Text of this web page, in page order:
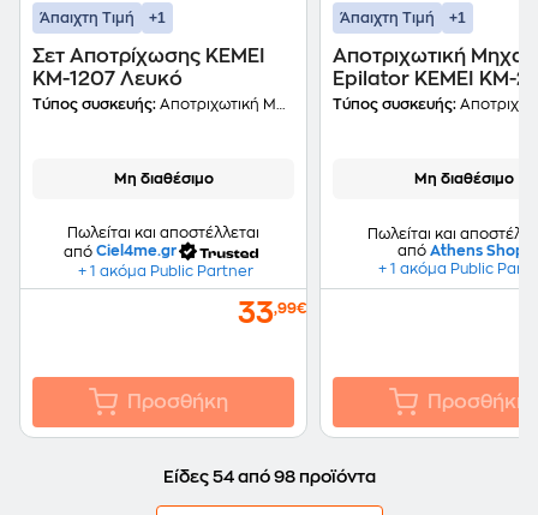
Άπαιχτη Τιμή +1
Σετ Αποτρίχωσης KEMEI
KM-1207 Λευκό
Τύπος συσκευής: Αποτριχωτική Μηχανή
Μη διαθέσιμο
Πωλείται και αποστέλλεται
από Ciel4me.gr
+ 1 ακόμα Public Partner
33,99€
Προσθήκη
Άπαιχτη Τιμή +1
Αποτριχωτική
Epilator ΚΕΜΕΙ KM-
Μωβ
Τύπος συσκευής:
Μη διαθέσιμο
Πωλείται και
από Athens Shop
+ 1 ακόμα Public
Προσθήκη
Είδες 54 από 98 προϊόντα